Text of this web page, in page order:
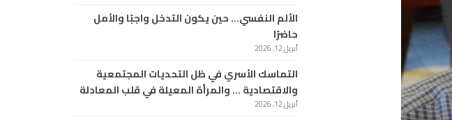
الألم النفسي… حين يكون التدخل واجبًا والأمل
حاضرًا
أبريل 12, 2026
التماسك الأسري في ظل التحديات المجتمعية
والاقتصادية … والمرأة المعيلة في قلب المعادلة
أبريل 12, 2026